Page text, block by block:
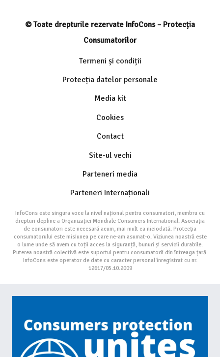
© Toate drepturile rezervate InfoCons – Protecția
Consumatorilor
Termeni și condiții
Protecția datelor personale
Media kit
Cookies
Contact
Site-ul vechi
Parteneri media
Parteneri Internaționali
InfoCons este singura voce la nivel național pentru consumatori, membru cu
drepturi depline a Organizației Mondiale Consumers International. Asociația
de consumatori este necesară acum, mai mult ca niciodată. Protecția
consumatorului este misiunea pe care ne-am asumat-o. Viziunea noastră este
o lume unde să avem cu toții acces la siguranță, bunuri și servicii durabile.
Puterea noastră colectivă este suportul pentru consumatorii din întreaga țară.
InfoCons este operator de date cu caracter personal înregistrat cu nr.
12617/05.10.2009